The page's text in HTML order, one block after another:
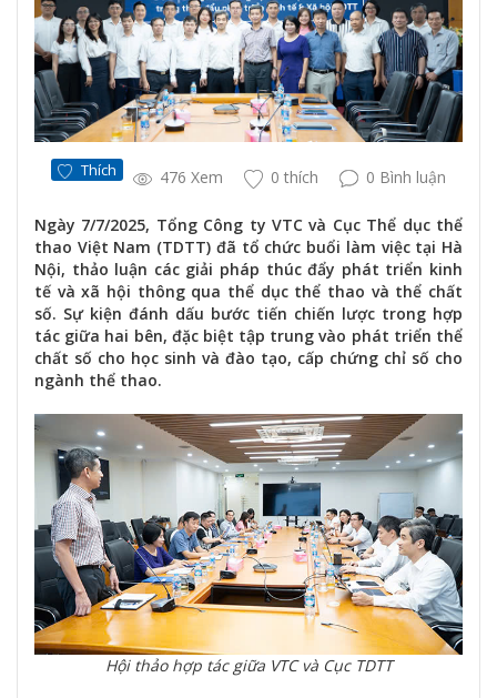
Thích 476 Xem 0 thích 0 Bình luận
Ngày 7/7/2025, Tổng Công ty VTC và Cục Thể dục thể
thao Việt Nam (TDTT) đã tổ chức buổi làm việc tại Hà
Nội, thảo luận các giải pháp thúc đẩy phát triển kinh
tế và xã hội thông qua thể dục thể thao và thể chất
số. Sự kiện đánh dấu bước tiến chiến lược trong hợp
tác giữa hai bên, đặc biệt tập trung vào phát triển thể
chất số cho học sinh và đào tạo, cấp chứng chỉ số cho
ngành thể thao.
Hội thảo hợp tác giữa VTC và Cục TDTT